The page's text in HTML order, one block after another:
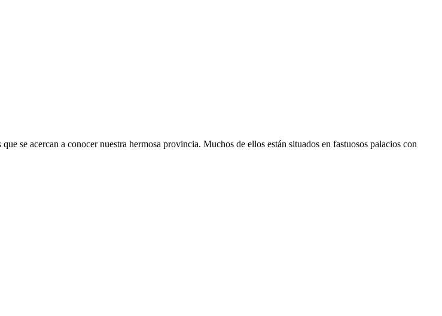
se acercan a conocer nuestra hermosa provincia. Muchos de ellos están situados en fastuosos palacios con